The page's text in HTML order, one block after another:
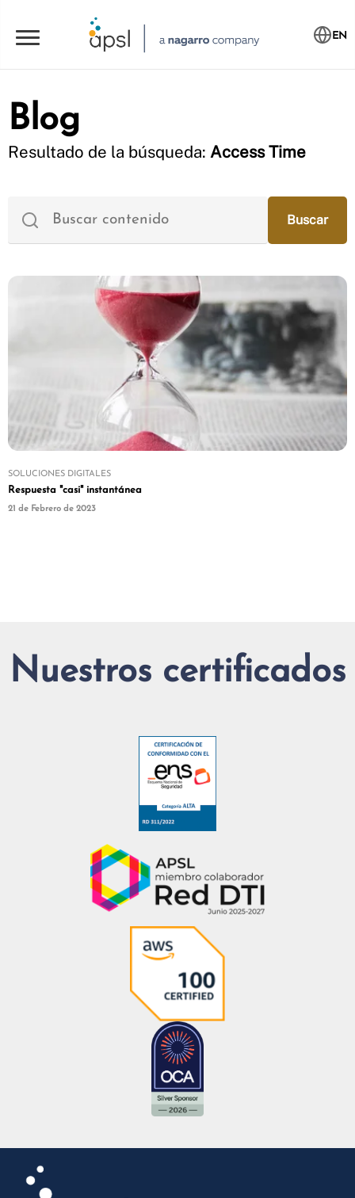
EN
Blog
Resultado de la búsqueda: Access Time
SOLUCIONES DIGITALES
Respuesta "casi" instantánea
21 de Febrero de 2023
Nuestros certificados